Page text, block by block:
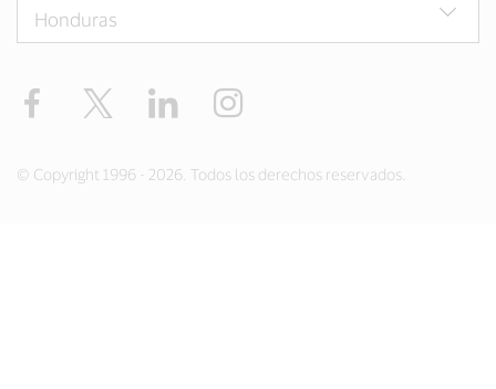
Facebook Twitter LinkedIn
© Copyright 1996 - 2026. Todos los derechos reservados.